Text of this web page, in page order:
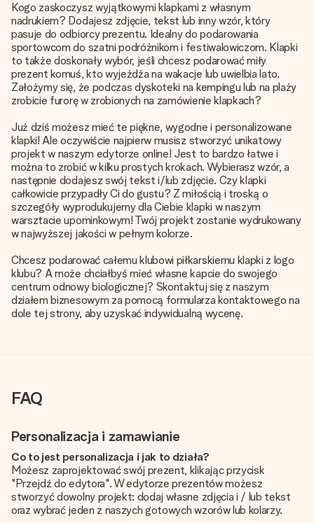
Kogo zaskoczysz wyjątkowymi klapkami z własnym
nadrukiem? Dodajesz zdjęcie, tekst lub inny wzór, który
pasuje do odbiorcy prezentu. Idealny do podarowania
sportowcom do szatni podróżnikom i festiwalowiczom. Klapki
to także doskonały wybór, jeśli chcesz podarować miły
prezent komuś, kto wyjeżdża na wakacje lub uwielbia lato.
Założymy się, że podczas dyskoteki na kempingu lub na plaży
zrobicie furorę w zrobionych na zamówienie klapkach?
Już dziś możesz mieć te piękne, wygodne i personalizowane
klapki! Ale oczywiście najpierw musisz stworzyć unikatowy
projekt w naszym edytorze online! Jest to bardzo łatwe i
można to zrobić w kilku prostych krokach. Wybierasz wzór, a
następnie dodajesz swój tekst i/lub zdjęcie. Czy klapki
całkowicie przypadły Ci do gustu? Z miłością i troską o
szczegóły wyprodukujemy dla Ciebie klapki w naszym
warsztacie upominkowym! Twój projekt zostanie wydrukowany
w najwyższej jakości w pełnym kolorze.
Chcesz podarować całemu klubowi piłkarskiemu klapki z logo
klubu? A może chciałbyś mieć własne kapcie do swojego
centrum odnowy biologicznej? Skontaktuj się z naszym
działem biznesowym za pomocą formularza kontaktowego na
dole tej strony, aby uzyskać indywidualną wycenę.
FAQ
Personalizacja i zamawianie
Co to jest personalizacja i jak to działa?
Możesz zaprojektować swój prezent, klikając przycisk
"Przejdź do edytora". W edytorze prezentów możesz
stworzyć dowolny projekt: dodaj własne zdjęcia i / lub tekst
oraz wybrać jeden z naszych gotowych wzorów lub kolarzy.